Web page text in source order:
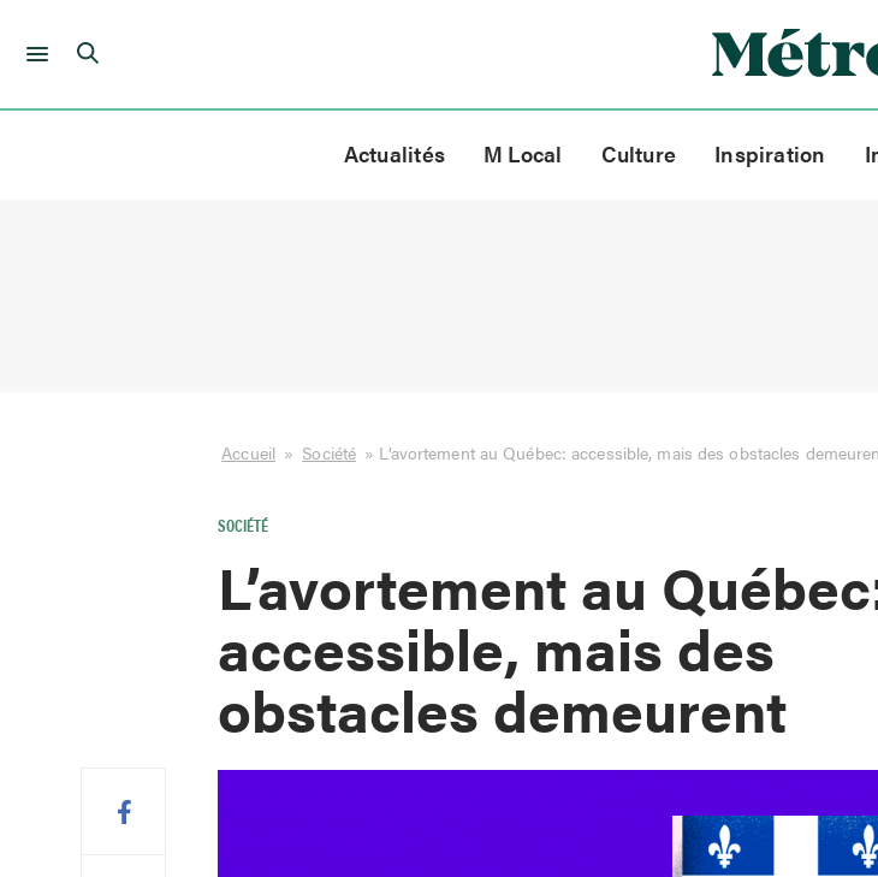
Skip
Actualités M Local Culture Inspiration
Accueil » Société » L’avortement au Québec: accessible, mais des obstacles
SOCIÉTÉ
L’avortement au
accessible, mais des
obstacles demeurent